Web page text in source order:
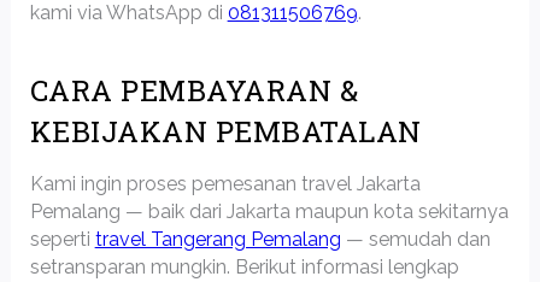
kami via WhatsApp di 081311506769.
CARA PEMBAYARAN &
KEBIJAKAN PEMBATALAN
Kami ingin proses pemesanan travel Jakarta
Pemalang — baik dari Jakarta maupun kota sekitarnya
seperti travel Tangerang Pemalang — semudah dan
setransparan mungkin. Berikut informasi lengkap